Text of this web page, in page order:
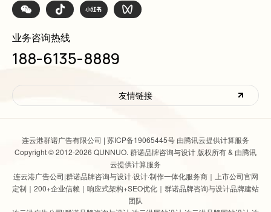
业务咨询热线
188-6135-8889
友情链接
连云港群诺广告有限公司 | 苏ICP备19065445号 由腾讯云提供计算服务
Copyright © 2012-2026 QUNNUO. 群诺品牌咨询与设计 版权所有 & 由腾讯
云提供计算服务
连云港广告公司|群诺品牌咨询与设计·设计·制作一体化服务商｜上市公司官网
定制｜200+企业信赖｜响应式架构+SEO优化｜群诺品牌咨询与设计品牌建站
团队